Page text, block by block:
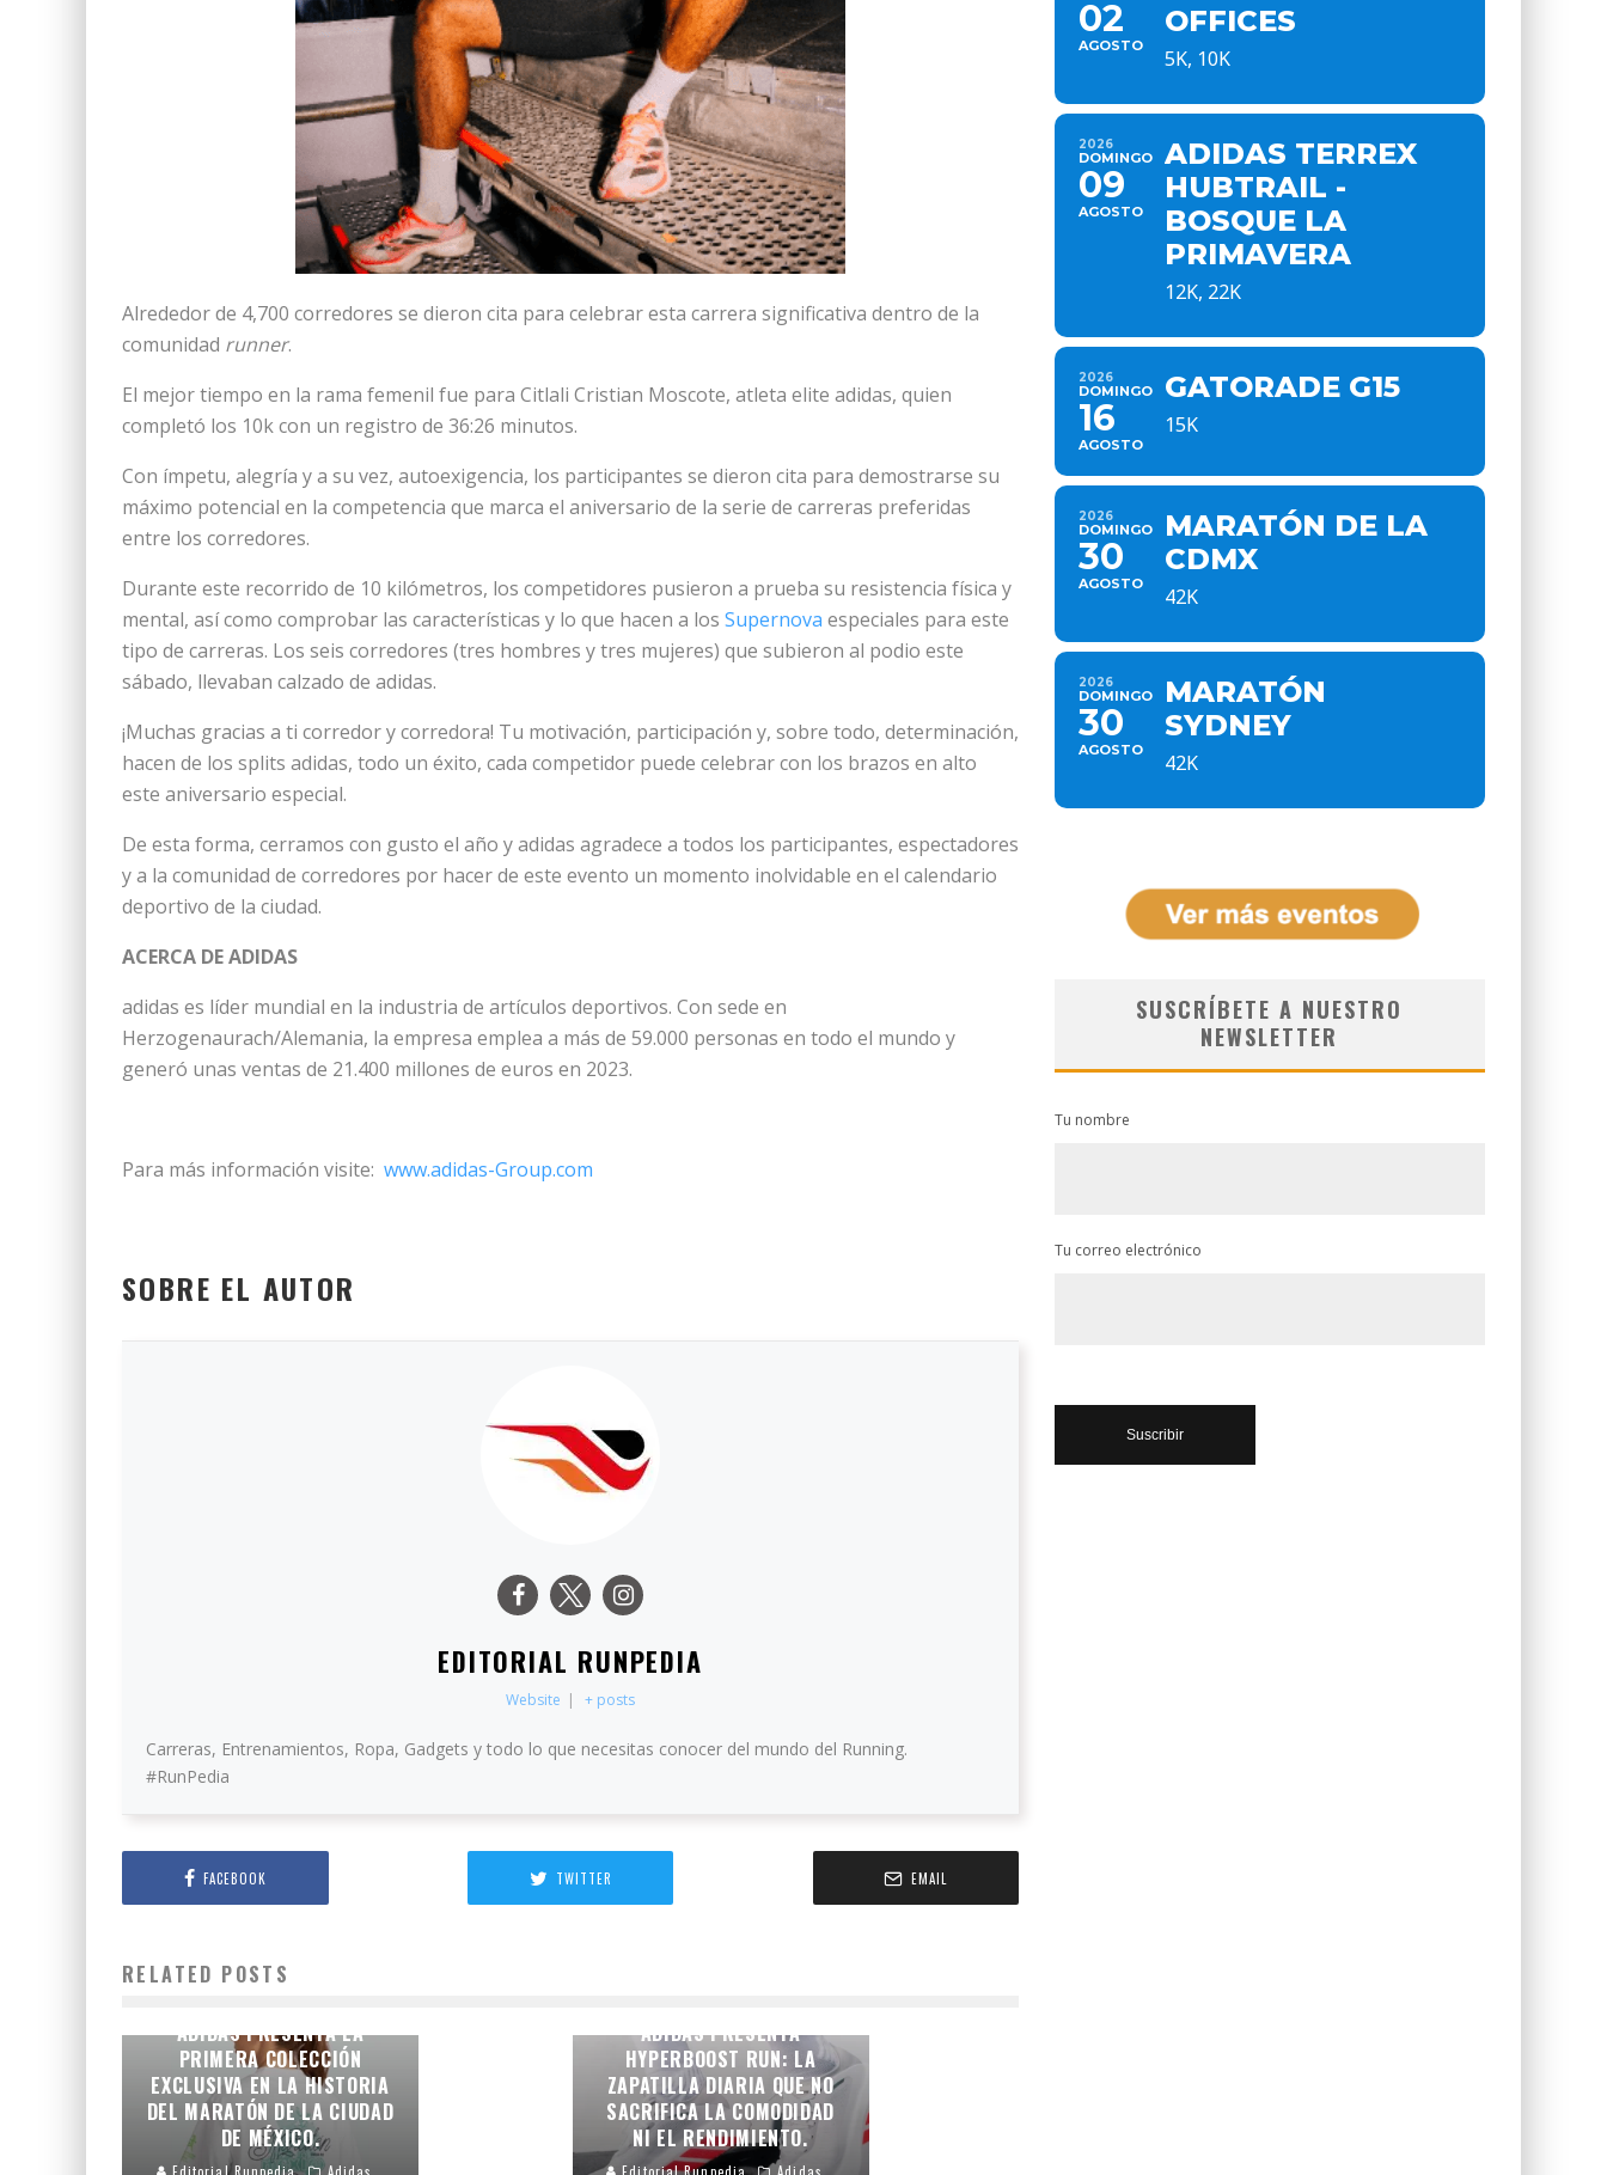
Alrededor de 4,700 corredores se dieron cita para celebrar esta carrera significativa dentro de la
comunidad runner.
El mejor tiempo en la rama femenil fue para Citlali Cristian Moscote, atleta elite adidas, quien
completó los 10k con un registro de 36:26 minutos.
Con ímpetu, alegría y a su vez, autoexigencia, los participantes se dieron cita para demostrarse su
máximo potencial en la competencia que marca el aniversario de la serie de carreras preferidas
entre los corredores.
Durante este recorrido de 10 kilómetros, los competidores pusieron a prueba su resistencia física y
mental, así como comprobar las características y lo que hacen a los Supernova especiales para este
tipo de carreras. Los seis corredores (tres hombres y tres mujeres) que subieron al podio este
sábado, llevaban calzado de adidas.
¡Muchas gracias a ti corredor y corredora! Tu motivación, participación y, sobre todo, determinación,
hacen de los splits adidas, todo un éxito, cada competidor puede celebrar con los brazos en alto
este aniversario especial.
De esta forma, cerramos con gusto el año y adidas agradece a todos los participantes, espectadores
y a la comunidad de corredores por hacer de este evento un momento inolvidable en el calendario
deportivo de la ciudad.
ACERCA DE ADIDAS
adidas es líder mundial en la industria de artículos deportivos. Con sede en
Herzogenaurach/Alemania, la empresa emplea a más de 59.000 personas en todo el mundo y
generó unas ventas de 21.400 millones de euros en 2023.
Para más información visite: www.adidas-Group.com
SOBRE EL AUTOR
EDITORIAL RUNPEDIA
Website | + posts
Carreras, Entrenamientos, Ropa, Gadgets y todo lo que necesitas conocer del mundo del Running.
#RunPedia
FACEBOOK TWITTER EMAIL
RELATED POSTS
LA IDENTIDAD DE LA
ADIDAS PRESENTA LA
PRIMERA COLECCIÓN
EXCLUSIVA EN LA HISTORIA
DEL MARATÓN DE LA CIUDAD
DE MÉXICO.
ADIDAS PRESENTA
HYPERBOOST RUN: LA
ZAPATILLA DIARIA QUE NO
SACRIFICA LA COMODIDAD
NI EL RENDIMIENTO.
02
AGOSTO
OFFICES
5K, 10K
2026
DOMINGO
09
AGOSTO
ADIDAS TERREX
HUBTRAIL -
BOSQUE LA
PRIMAVERA
12K, 22K
2026
DOMINGO
16
AGOSTO
GATORADE G15
15K
2026
DOMINGO
30
AGOSTO
MARATÓN DE LA
CDMX
42K
2026
DOMINGO
30
AGOSTO
MARATÓN
SYDNEY
42K
SUSCRÍBETE A NUESTRO
NEWSLETTER
Tu nombre
Tu correo electrónico